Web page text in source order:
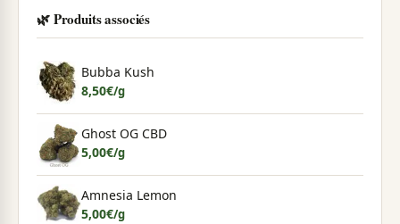
🌿 Produits associés
Bubba Kush
8,50€/g
Ghost OG CBD
5,00€/g
Amnesia Lemon
5,00€/g